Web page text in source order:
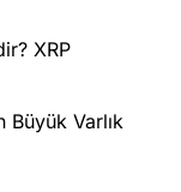
XRP
Büyük Varlık